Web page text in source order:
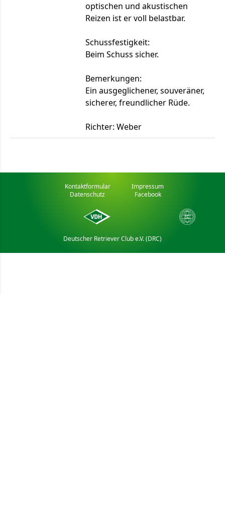
optischen und akustischen
Reizen ist er voll belastbar.
Schussfestigkeit:
Beim Schuss sicher.
Bemerkungen:
Ein ausgeglichener, souveräner,
sicherer, freundlicher Rüde.
Richter: Weber
Deutscher Retriever Club e.V. (DRC)
Kontaktformular
Impressum
Datenschutz
Facebook